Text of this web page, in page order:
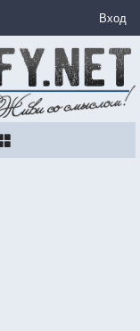
Вход